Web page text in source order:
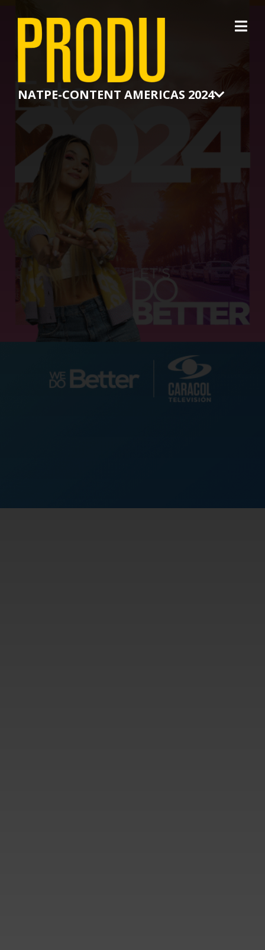
NATPE-CONTENT AMERICAS 2024
×